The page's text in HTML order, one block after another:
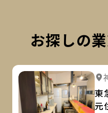
お探しの
東
元